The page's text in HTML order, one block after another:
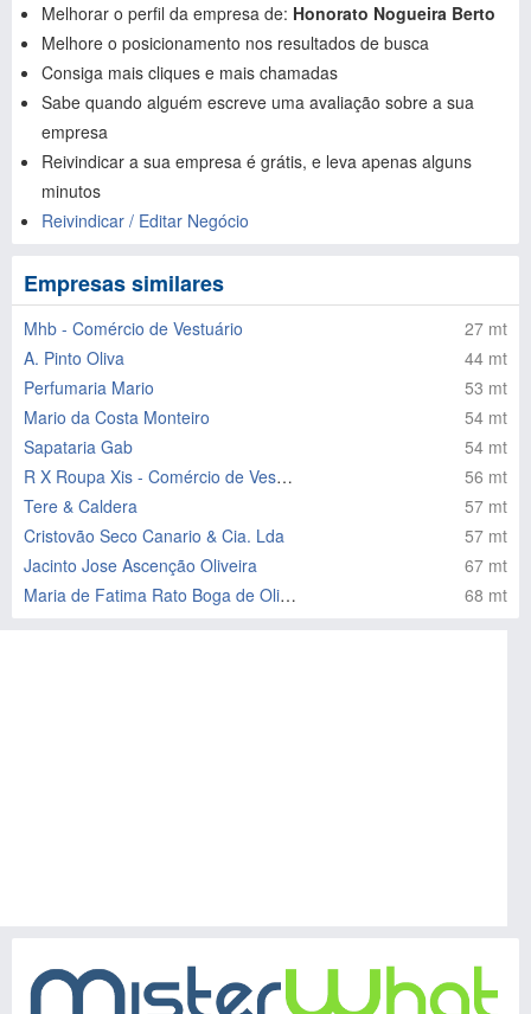
Melhorar o perfil da empresa de: Honorato Nogueira Berto
Melhore o posicionamento nos resultados de busca
Consiga mais cliques e mais chamadas
Sabe quando alguém escreve uma avaliação sobre a sua
empresa
Reivindicar a sua empresa é grátis, e leva apenas alguns
minutos
Reivindicar / Editar Negócio
Empresas similares
Mhb - Comércio de Vestuário
27 mt
A. Pinto Oliva
44 mt
Perfumaria Mario
53 mt
Mario da Costa Monteiro
54 mt
Sapataria Gab
54 mt
R X Roupa Xis - Comércio de Vestuário Lda
56 mt
Tere & Caldera
57 mt
Cristovão Seco Canario & Cia. Lda
57 mt
Jacinto Jose Ascenção Oliveira
67 mt
Maria de Fatima Rato Boga de Oliveira Ribeiro Proença
68 mt